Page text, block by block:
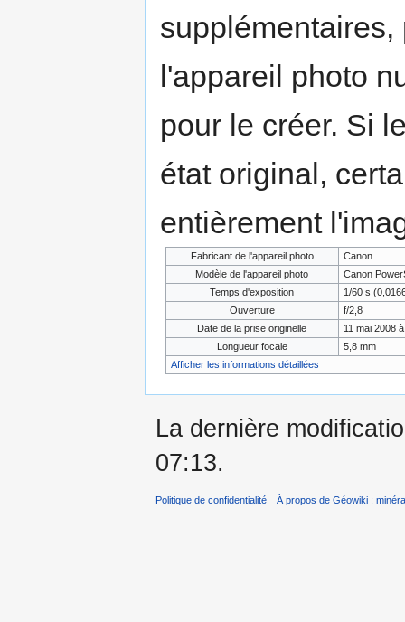
l'appareil photo
pour le créer. Si
état original,
entièrement
Fabricant de l'appareil photo
Canon
Modèle de l'appareil photo
Canon
Temps d'exposition
1/60 s
Ouverture
f/2,8
Date de la prise originelle
11 mai 2008
Longueur focale
5,8 mm
Afficher les informations détaillées
La dernière
07:13.
Politique de confidentialité À propos de Géowiki :